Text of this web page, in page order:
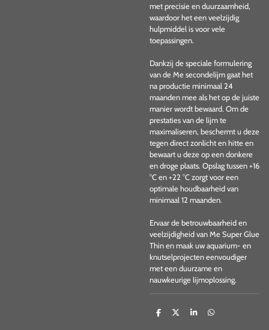
met precisie en duurzaamheid,
waardoor het een veelzijdig
hulpmiddel is voor vele
toepassingen.
Dankzij de speciale formulering
van de Me secondelijm gaat het
na productie minimaal 24
maanden mee als het op de juiste
manier wordt bewaard. Om de
prestaties van de lijm te
maximaliseren, beschermt u deze
tegen direct zonlicht en hitte en
bewaart u deze op een donkere
en droge plaats. Opslag tussen +16
°C en +22 °C zorgt voor een
optimale houdbaarheid van
minimaal 12 maanden.
Ervaar de betrouwbaarheid en
veelzijdigheid van Me Super Glue
Thin en maak uw aquarium- en
knutselprojecten eenvoudiger
met een duurzame en
nauwkeurige lijmoplossing.
D
D
S
D